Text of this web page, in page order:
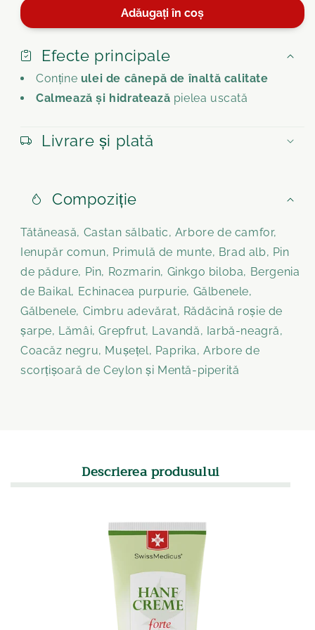
Forte
verringern
Cremă
Forte
erhöhen
Adăugați în coș
Efecte principale
Conține ulei de cânepă de înaltă calitate
Calmează și hidratează pielea uscată
Livrare și plată
Compoziție
Tătăneasă, Castan sălbatic, Arbore de camfor,
Ienupăr comun, Primulă de munte, Brad alb, Pin
de pădure, Pin, Rozmarin, Ginkgo biloba, Bergenia
de Baikal, Echinacea purpurie, Gălbenele,
Gălbenele, Cimbru adevărat, Rădăcină roșie de
șarpe, Lămâi, Grepfrut, Lavandă, Iarbă-neagră,
Coacăz negru, Mușețel, Paprika, Arbore de
scorțișoară de Ceylon și Mentă-piperită
Descrierea produsului